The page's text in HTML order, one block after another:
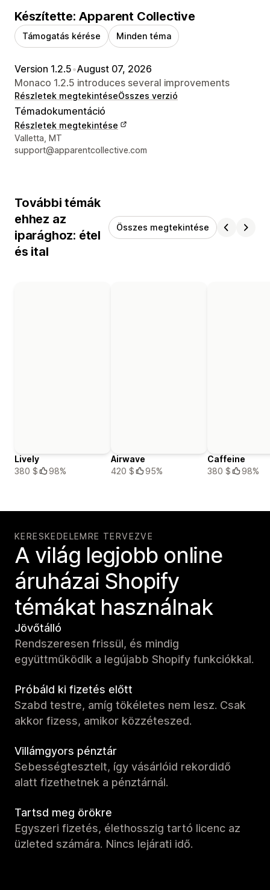
Készítette: Apparent Collective
Támogatás kérése Minden téma
Version 1.2.5•August 07, 2026
Monaco 1.2.5 introduces several improvements
Részletek megtekintéseÖsszes verzió
Témadokumentáció
Részletek megtekintése
Dizájner kapcsolattartási adatai
Valletta, MT
support@apparentcollective.com
További témák
ehhez az
iparághoz: étel
és ital
Összes megtekintése
Lively
380 $
98%
Airwave
420 $
95%
Caffeine
380 $
98%
KERESKEDELEMRE TERVEZVE
A világ legjobb online
áruházai Shopify
témákat használnak
Jövőtálló
Rendszeresen frissül, és mindig
együttműködik a legújabb Shopify funkciókkal.
Próbáld ki fizetés előtt
Szabd testre, amíg tökéletes nem lesz. Csak
akkor fizess, amikor közzéteszed.
Villámgyors pénztár
Sebességtesztelt, így vásárlóid rekordidő
alatt fizethetnek a pénztárnál.
Tartsd meg örökre
Egyszeri fizetés, élethosszig tartó licenc az
üzleted számára. Nincs lejárati idő.